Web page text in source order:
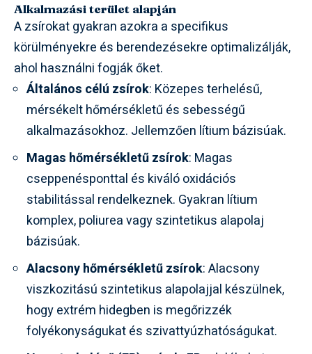
Alkalmazási terület alapján
A zsírokat gyakran azokra a specifikus
körülményekre és berendezésekre optimalizálják,
ahol használni fogják őket.
Általános célú zsírok: Közepes terhelésű,
mérsékelt hőmérsékletű és sebességű
alkalmazásokhoz. Jellemzően lítium bázisúak.
Magas hőmérsékletű zsírok: Magas
cseppenésponttal és kiváló oxidációs
stabilitással rendelkeznek. Gyakran lítium
komplex, poliurea vagy szintetikus alapolaj
bázisúak.
Alacsony hőmérsékletű zsírok: Alacsony
viszkozitású szintetikus alapolajjal készülnek,
hogy extrém hidegben is megőrizzék
folyékonyságukat és szivattyúzhatóságukat.